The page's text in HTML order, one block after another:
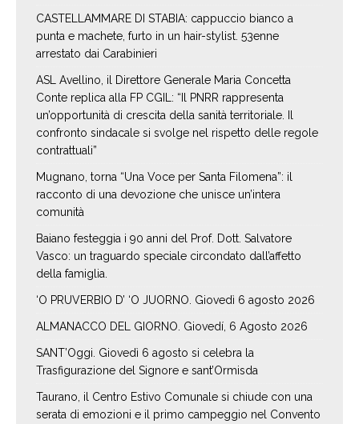
CASTELLAMMARE DI STABIA: cappuccio bianco a
punta e machete, furto in un hair-stylist. 53enne
arrestato dai Carabinieri
ASL Avellino, il Direttore Generale Maria Concetta
Conte replica alla FP CGIL: “Il PNRR rappresenta
un’opportunità di crescita della sanità territoriale. Il
confronto sindacale si svolge nel rispetto delle regole
contrattuali”
Mugnano, torna “Una Voce per Santa Filomena”: il
racconto di una devozione che unisce un’intera
comunità
Baiano festeggia i 90 anni del Prof. Dott. Salvatore
Vasco: un traguardo speciale circondato dall’affetto
della famiglia.
‘O PRUVERBIO D’ ‘O JUORNO. Giovedì 6 agosto 2026
ALMANACCO DEL GIORNO. Giovedí, 6 Agosto 2026
SANT’Oggi. Giovedì 6 agosto si celebra la
Trasfigurazione del Signore e sant’Ormisda
Taurano, il Centro Estivo Comunale si chiude con una
serata di emozioni e il primo campeggio nel Convento